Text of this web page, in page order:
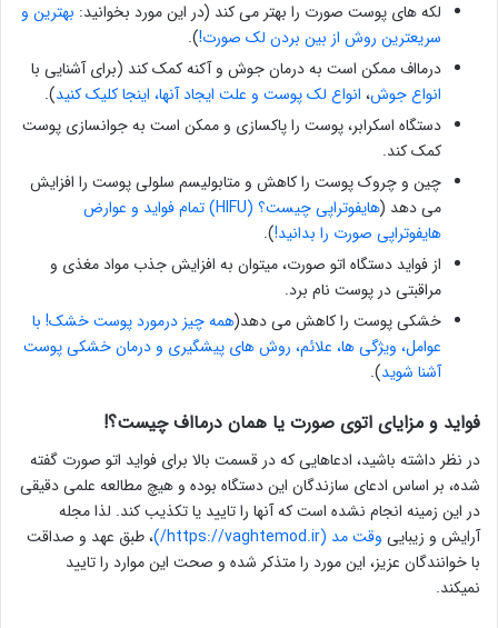
لکه های پوست صورت را بهتر می کند (در این مورد بخوانید: بهترین و
سریعترین روش از بین بردن لک صورت!).
درمااف ممکن است به درمان جوش و آکنه کمک کند (برای آشنایی با
انواع جوش، انواع لک پوست و علت ایجاد آنها، اینجا کلیک کنید).
دستگاه اسکرابر، پوست را پاکسازی و ممکن است به جوانسازی پوست
کمک کند.
چین و چروک پوست را کاهش و متابولیسم سلولی پوست را افزایش
می دهد (
هایفوتراپی چیست؟ (HIFU) تمام فواید و عوارض
هایفوتراپی صورت را بدانید!).
از فواید دستگاه اتو صورت، میتوان به افزایش جذب مواد مغذی و
مراقبتی در پوست نام برد.
خشکی پوست را کاهش می دهد(همه چیز درمورد پوست خشک! با
عوامل، ویژگی ها، علائم، روش های پیشگیری و درمان خشکی پوست
آشنا شوید).
فواید و مزایای اتوی صورت یا همان درمااف چیست؟!
در نظر داشته باشید، ادعاهایی که در قسمت بالا برای فواید اتو صورت گفته
شده، بر اساس ادعای سازندگان این دستگاه بوده و هیچ مطالعه علمی دقیقی
در این زمینه انجام نشده است که آنها را تایید یا تکذیب کند. لذا مجله
آرایش و زیبایی وقت مد (https://vaghtemod.ir/)
، طبق عهد و صداقت
با خوانندگان عزیز، این مورد را متذکر شده و صحت این موارد را تایید
نمیکند.